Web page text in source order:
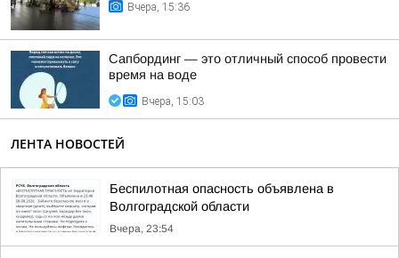
Вчера, 15:36
Сапбординг — это отличный способ провести
время на воде
Вчера, 15:03
ЛЕНТА НОВОСТЕЙ
Беспилотная опасность объявлена в
Волгоградской области
Вчера, 23:54